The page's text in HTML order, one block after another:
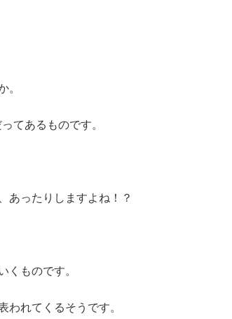
。
てあるものです。
あったりしますよね！？
くものです。
われてくるそうです。